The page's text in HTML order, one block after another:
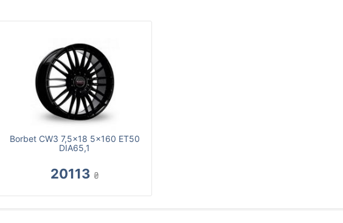
Borbet CW3 7,5x18 5x160 ET50
DIA65,1
20113 ₴